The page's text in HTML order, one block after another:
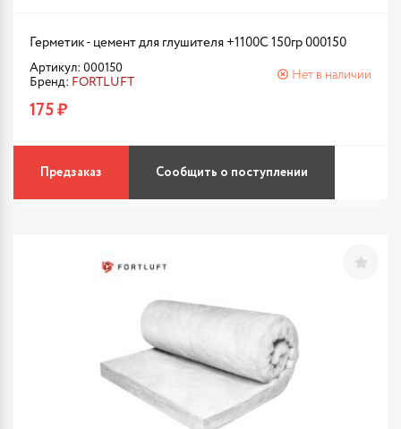
Герметик - цемент для глушителя +1100С 150гр 000150
Артикул: 000150
Бренд: FORTLUFT
Нет в наличии
175 ₽
Предзаказ Сообщить о поступлении